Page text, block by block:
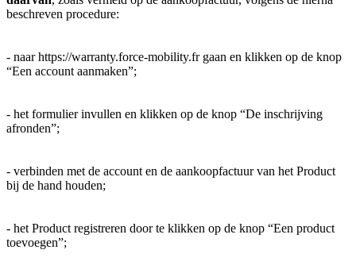
beschreven procedure:
- naar https://warranty.force-mobility.fr gaan en klikken op de knop
“Een account aanmaken”;
- het formulier invullen en klikken op de knop “De inschrijving
afronden”;
- verbinden met de account en de aankoopfactuur van het Product
bij de hand houden;
- het Product registreren door te klikken op de knop “Een product
toevoegen”;